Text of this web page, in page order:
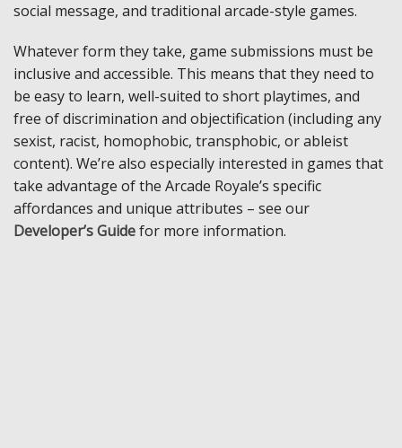
social message, and traditional arcade-style games.
Whatever form they take, game submissions must be
inclusive and accessible. This means that they need to
be easy to learn, well-suited to short playtimes, and
free of discrimination and objectification (including any
sexist, racist, homophobic, transphobic, or ableist
content). We’re also especially interested in games that
take advantage of the Arcade Royale’s specific
affordances and unique attributes – see our
Developer’s Guidefor more information.